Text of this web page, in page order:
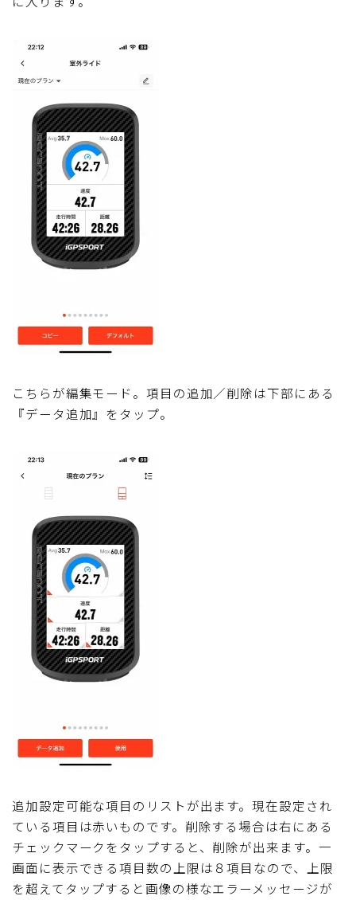
こちらが編集モード。項目の追加／削除は下部にある
『データ追加』をタップ。
追加設定可能な項目のリストが出ます。現在設定され
ている項目は赤いものです。削除する場合は右にある
チェックマークをタップすると、削除が出来ます。一
画面に表示できる項目数の上限は８項目なので、上限
を超えてタップすると画像の様なエラーメッセージが